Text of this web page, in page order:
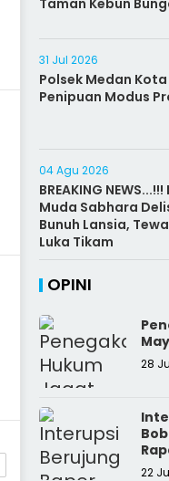
Taman Kebun
31 Jul 2026
Polsek Medan
Penipuan Modus
04 Agu 2026
BREAKING
Muda Sabhara
Bunuh Lansia, Tewas dengan
Luka Tikam
OPINI
28
22